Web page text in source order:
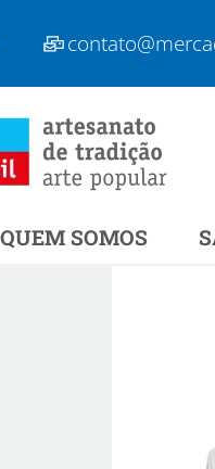
QUEM SOMOS